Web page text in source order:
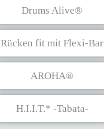
Drums Alive®
Rücken fit mit Flexi-Bar
AROHA®
H.I.I.T.* -Tabata-